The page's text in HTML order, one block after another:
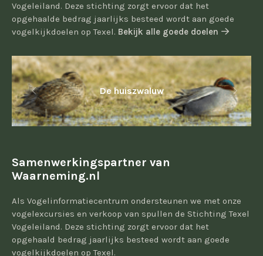
Vogeleiland. Deze stichting zorgt ervoor dat het
opgehaalde bedrag jaarlijks besteed wordt aan goede
vogelkijkdoelen op Texel. Bekijk alle goede doelen
De huiszwaluw
Samenwerkingspartner van
Waarneming.nl
Als Vogelinformatiecentrum ondersteunen we met onze
vogelexcursies en verkoop van spullen de Stichting Texel
Vogeleiland. Deze stichting zorgt ervoor dat het
opgehaald bedrag jaarlijks besteed wordt aan goede
vogelkijkdoelen op Texel.